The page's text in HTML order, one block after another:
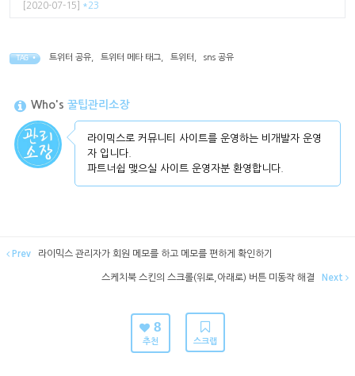
[2020-07-15] *23
TAG • 트위터 공유 트위터 메타 태그 트위터 sns 공유
Who's 꿀팁관리소장
라이믹스로 커뮤니티 사이트를 운영하는 비개발자 운영
자 입니다.
파트너쉽 맺으실 사이트 운영자분 환영합니다.
Prev 라이믹스 관리자가 회원 메모를 하고 메모를 편하게 확인하기
스케치북 스킨의 스크롤(위로,아래로) 버튼 미동작 해결 Next
8
추천 스크랩